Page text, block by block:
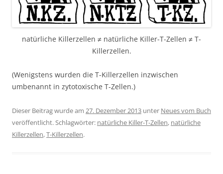
natürliche Killerzellen ≠ natürliche Killer-T-Zellen ≠ T-
Killerzellen.
(Wenigstens wurden die T-Killerzellen inzwischen
umbenannt in zytotoxische T-Zellen.)
Dieser Beitrag wurde am 27. Dezember 2013 unter Neues vom Buch
veröffentlicht. Schlagwörter: natürliche Killer-T-Zellen, natürliche
Killerzellen,T-Killerzellen.